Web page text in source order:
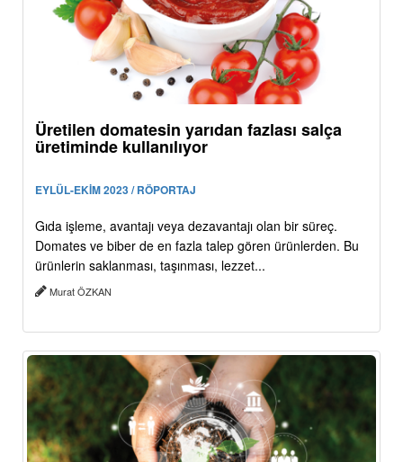
Üretilen domatesin yarıdan fazlası salça
üretiminde kullanılıyor
EYLÜL-EKİM 2023 / RÖPORTAJ
Gıda işleme, avantajı veya dezavantajı olan bir süreç.
Domates ve biber de en fazla talep gören ürünlerden. Bu
ürünlerin saklanması, taşınması, lezzet...
Murat ÖZKAN